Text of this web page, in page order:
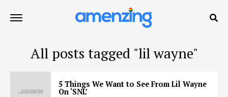
All posts tagged "lil wayne"
5 Things We Want to See From Lil Wayne
On ‘SNL’